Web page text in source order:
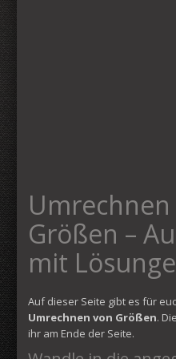
Umrechnen
Größen –
mit
Auf dieser Seite gibt es für
Umrechnen von Größen.
ihr am Ende der Seite.